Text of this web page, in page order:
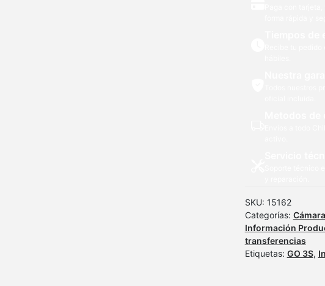
SKU: 15162
Categorías:
Información
transferencias
Etiquetas: GO 3S,